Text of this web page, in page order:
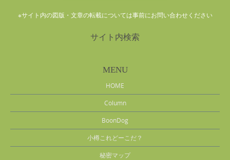
※サイト内の図版・文章の転載については事前にお問い合わせください
サイト内検索
MENU
HOME
Column
BoonDog
小樽これどーこだ？
秘密マップ